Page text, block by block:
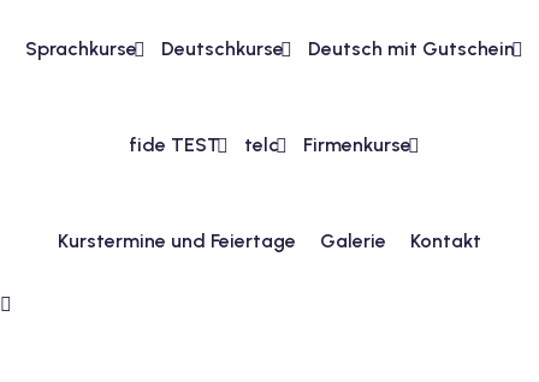
Sprachkurse Deutschkurse Deutsch mit Gutschein
fide TEST telc Firmenkurse
Kurstermine und Feiertage Galerie Kontakt